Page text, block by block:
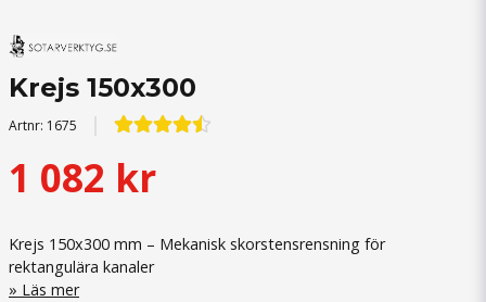
Krejs 150x300
Artnr: 1675
1 082 kr
Krejs 150x300 mm – Mekanisk skorstensrensning för
rektangulära kanaler
Läs mer